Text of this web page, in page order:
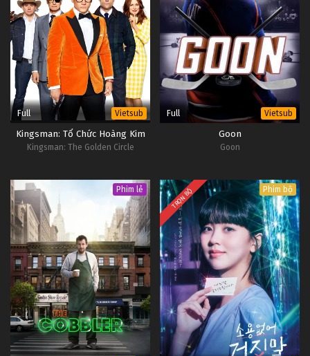
Full Vietsub
Kingsman: Tổ Chức Hoàng Kim
Kingsman: The Golden Circle
Full Vietsub
Goon
Goon
Phim lẻ TRỌN BỘ Phim bộ